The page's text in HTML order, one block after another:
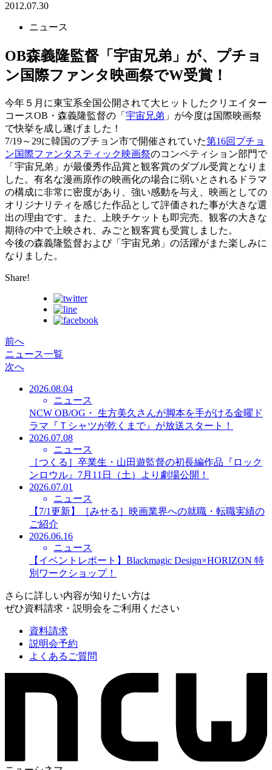
2012.07.30
ニュース
OB森義隆監督「宇宙兄弟」が、プチョ
ン国際ファンタ映画祭でW受賞！
今年５月に東宝系全国公開されて大ヒットしたクリエイター
コースOB・森義隆監督の「 宇宙兄弟 」が今度は国際映画祭
で快挙を成し遂げました！
7/19～29に韓国のプチョン市で開催されていた第16回プチョ
ン国際ファンタスティック映画祭のコンペティション部門で
「宇宙兄弟」が最優秀作品賞と観客賞のダブル受賞となりま
した。有名な漫画原作の映画化の場合に弱いとされるドラマ
の構成に非常に密度があり、強い感動を与え、映画としての
オリジナリティを感じた作品として評価された事が大きな選
出の理由です。また、上映チケットも即完売、観客の大きな
期待の中で上映され、みごと観客賞も受賞しました。
今後の森義隆監督および「宇宙兄弟」の活躍がまた楽しみに
なりました。
Share!
前へ
ニュース一覧
次へ
2026.08.04
ニュース
NCW OB/OG・ 生方美久さんが脚本を手がける金曜ド
ラマ『Ｔシャツが乾くまで』が放送スタート！
2026.07.08
ニュース
［つくる］卒業生・山田遊監督の初長編作品『ロック
ンロウル』7月11日（土）より劇場公開！
2026.07.01
ニュース
【7/1更新】［みせる］映画業界への就職・転職実績の
ご紹介
2026.06.16
ニュース
【イベントレポート】Blackmagic Design×HORIZON 特
別ワークショップ！
さらに詳しい内容が知りたい方は
ぜひ資料請求・説明会をご利用ください
資料請求
説明会予約
よくあるご質問